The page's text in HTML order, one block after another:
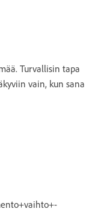
Turvallisin tapa
vain, kun sana